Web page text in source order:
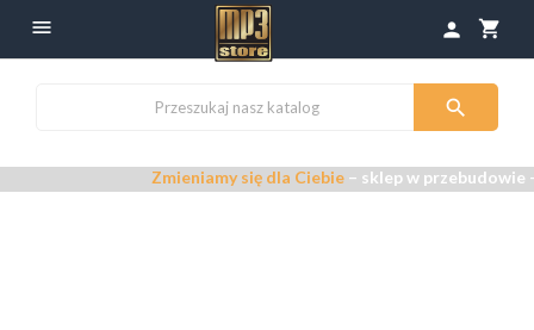
 shopping_cart
person

Zmieniamy się dla Ciebie– sklep w przebudowie –